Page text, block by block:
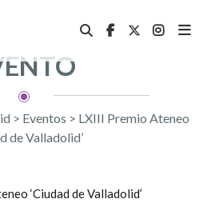
> Eventos > LXIII Premio Ateneo
de Valladolid’